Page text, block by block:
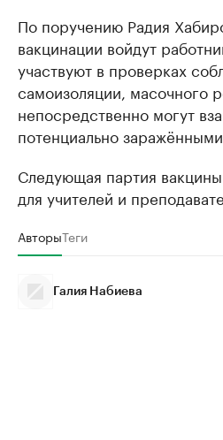
По поручению Радия
вакцинации войдут
участвуют в проверках
самоизоляции, масочного
непосредственно могут
потенциально
Следующая партия
для учителей и
АвторыТеги
Галия Набиева